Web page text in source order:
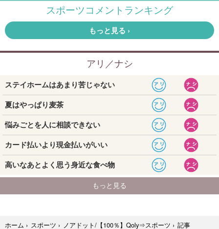
ホーム › スポーツ › ノアドット/【100％】Qoly⇒スポーツ › 記事